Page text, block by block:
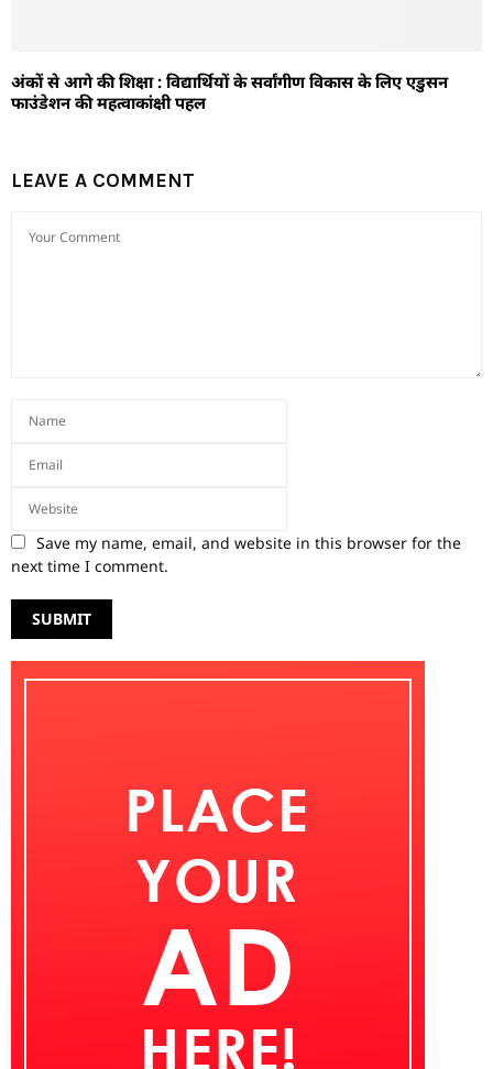
अंकों से आगे की शिक्षा : विद्यार्थियों के सर्वांगीण विकास के लिए एडुसन
फाउंडेशन की महत्वाकांक्षी पहल
LEAVE A COMMENT
Save my name, email, and website in this browser for the
next time I comment.